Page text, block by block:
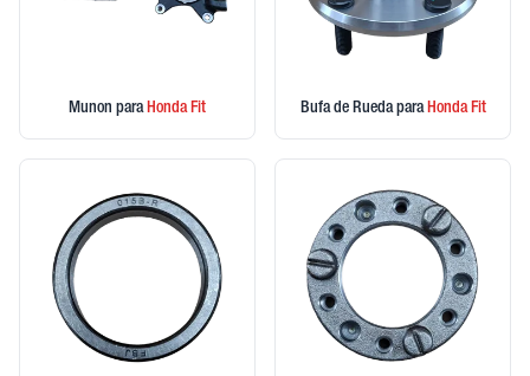
Munon paraHondaFit Bufa de Rueda paraHondaFit